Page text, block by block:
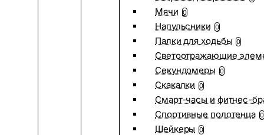
Мячи 0
Напульсники 0
Палки для ходьбы 0
Светоотражающие
Секундомеры 0
Скакалки 0
Смарт-часы и фитнес-
Спортивные полотенца 0
Шейкеры 0